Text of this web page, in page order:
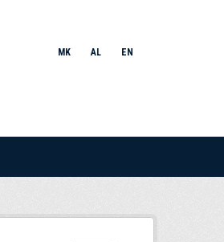
MK AL EN